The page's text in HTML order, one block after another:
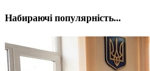
Набираючі популярність...